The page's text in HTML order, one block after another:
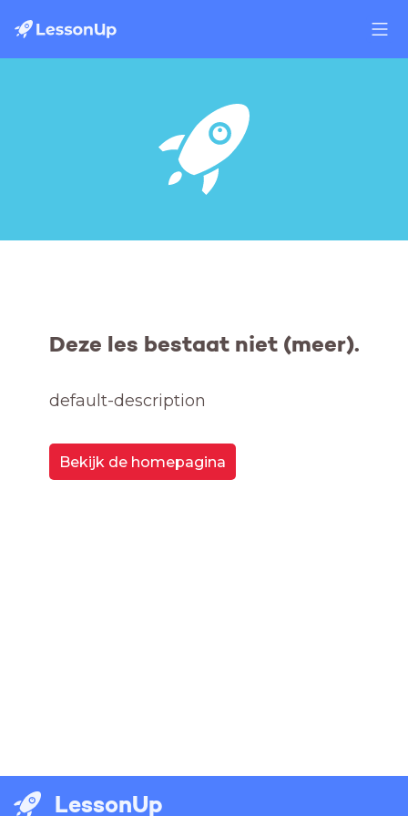
Deze les bestaat niet (meer).
default-description
Bekijk de homepagina
LessonUp